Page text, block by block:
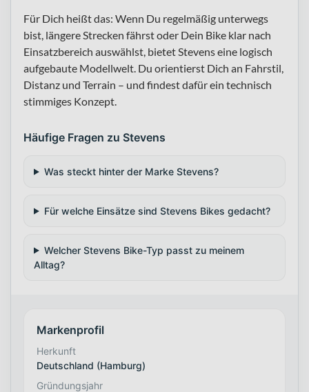
Für Dich heißt das: Wenn Du regelmäßig unterwegs
bist, längere Strecken fährst oder Dein Bike klar nach
Einsatzbereich auswählst, bietet Stevens eine logisch
aufgebaute Modellwelt. Du orientierst Dich an Fahrstil,
Distanz und Terrain – und findest dafür ein technisch
stimmiges Konzept.
Häufige Fragen zu Stevens
Was steckt hinter der Marke Stevens?
Für welche Einsätze sind Stevens Bikes gedacht?
Welcher Stevens Bike-Typ passt zu meinem
Alltag?
Markenprofil
Herkunft
Deutschland (Hamburg)
Gründungsjahr